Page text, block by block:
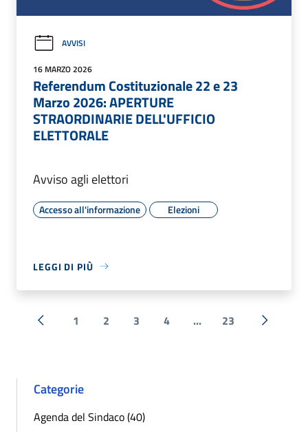
AVVISI
16 MARZO 2026
Referendum Costituzionale 22 e 23
Marzo 2026: APERTURE
STRAORDINARIE DELL'UFFICIO
ELETTORALE
Avviso agli elettori
Accesso all'informazione Elezioni
LEGGI DI PIÙ
« Precedente
1 2 3 4 ... 23
Categorie
Agenda del Sindaco (40)